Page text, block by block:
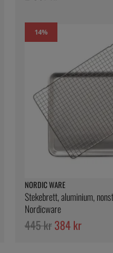
14%
NORDIC WARE
Stekebrett, aluminium,
Nordicware
445 kr 384 kr